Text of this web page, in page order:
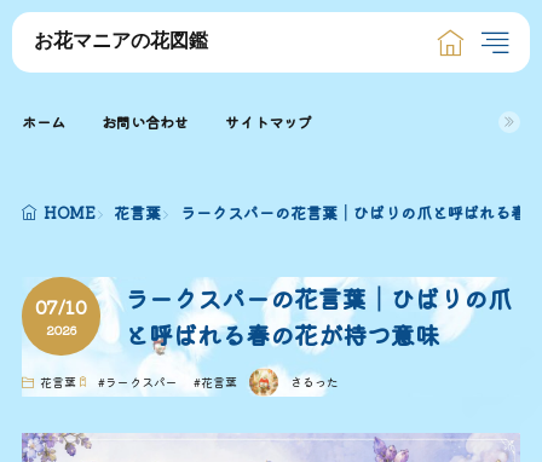
お花マニアの花図鑑
ホーム お問い合わせ サイトマップ
HOME 花言葉 ラークスパーの花言葉│ひばりの爪と呼ばれる春
07/10
2026
ラークスパーの花言葉│ひばりの爪
と呼ばれる春の花が持つ意味
花言葉 #ラークスパー #花言葉 さるった